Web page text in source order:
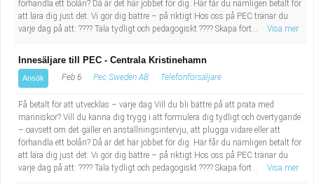
Socialt arbete
Tekniskt arbete
Transport
Fastighetsskötare
Brevbärare
Sjuksköterska, grundutbildad
Kock, storhushåll
Undersköterska, vård- o specialavd. o mottagning
förhandla ett bolån? Då är det här jobbet för dig. Här får du nämligen betalt för
att lära dig just det. Vi gör dig bättre – på riktigt Hos oss på PEC tränar du
varje dag på att: ???? Tala tydligt och pedagogiskt ???? Skapa fört...
Visa mer
Innesäljare till PEC - Centrala Kristinehamn
Ansök Feb 6 Pec Sweden AB Telefonförsäljare
Få betalt för att utvecklas – varje dag Vill du bli bättre på att prata med
människor? Vill du känna dig trygg i att formulera dig tydligt och övertygande
– oavsett om det gäller en anställningsintervju, att plugga vidare eller att
förhandla ett bolån? Då är det här jobbet för dig. Här får du nämligen betalt för
att lära dig just det. Vi gör dig bättre – på riktigt Hos oss på PEC tränar du
varje dag på att: ???? Tala tydligt och pedagogiskt ???? Skapa fört...
Visa mer